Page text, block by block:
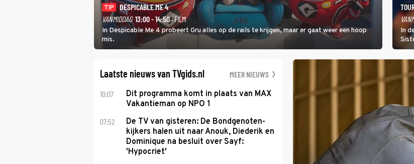
TIP
DESPICABLE ME 4
VANMIDDAG 13:00 - 14:50· FILM
In Despicable Me 4 probeert Gru alles op de rails te krijgen, maar er gaat weer een hoop
mis.
In
Laatste nieuws van TVgids.nl MEER NIEUWS
10:07
Dit programma komt in plaats van MAX
Vakantieman op NPO 1
07:52
De TV van gisteren: De Bondgenoten-
kijkers halen uit naar Anouk, Diederik en
Dominique na besluit over Sayf:
'Hypocriet'